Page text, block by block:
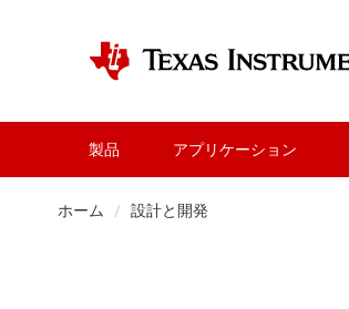
製品 アプリケーション
ホーム 設計と開発